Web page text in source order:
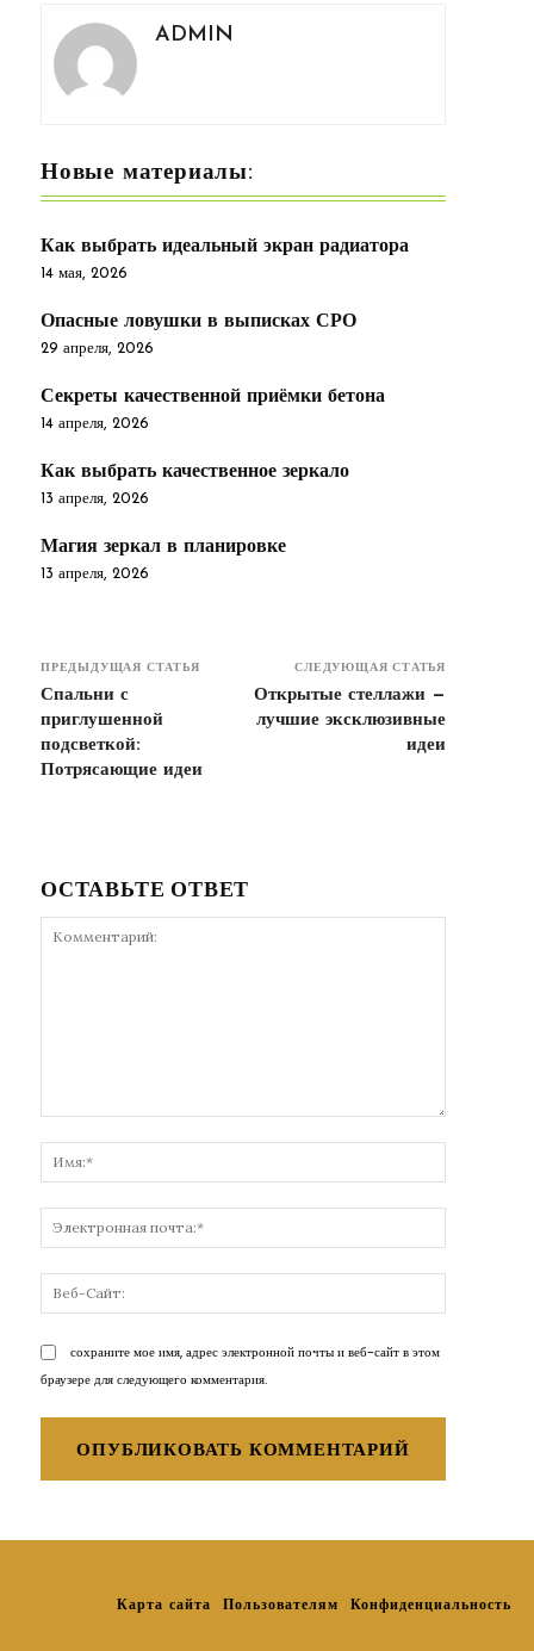
ADMIN
Новые материалы:
Как выбрать идеальный экран радиатора
14 мая, 2026
Опасные ловушки в выписках СРО
29 апреля, 2026
Секреты качественной приёмки бетона
14 апреля, 2026
Как выбрать качественное зеркало
13 апреля, 2026
Магия зеркал в планировке
13 апреля, 2026
ПРЕДЫДУЩАЯ СТАТЬЯ
Спальни с
приглушенной
подсветкой:
Потрясающие идеи
СЛЕДУЮЩАЯ СТАТЬЯ
Открытые стеллажи —
лучшие эксклюзивные
идеи
ОСТАВЬТЕ ОТВЕТ
почта:*
Сайт:
сохраните мое имя, адрес электронной почты и веб-сайт в этом
браузере для следующего комментария.
Карта сайта Пользователям Конфиденциальность